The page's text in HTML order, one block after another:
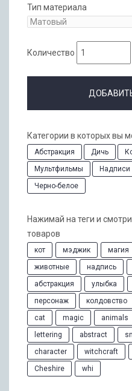
Тип материала
Количество
Категории в которых вы
Абстракция Дичь
Мультфильмы
Надписи
Черно-белое
Нажимай на теги и
товаров
кот мэджик магия
животные
надпись
абстракция
улыбка
персонаж
колдовство
cat
magic animals
lettering
abstract
character
witchcraft
Cheshire
whi